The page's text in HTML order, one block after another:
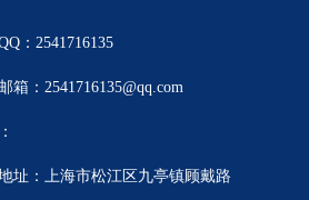
：2541716135
箱：2541716135@qq.com
址：上海市松江区九亭镇顾戴路